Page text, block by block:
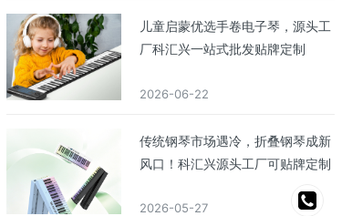
儿童启蒙优选手卷电子琴，源头工
厂科汇兴一站式批发贴牌定制
2026-06-22
传统钢琴市场遇冷，折叠钢琴成新
风口！科汇兴源头工厂可贴牌定制
2026-05-27